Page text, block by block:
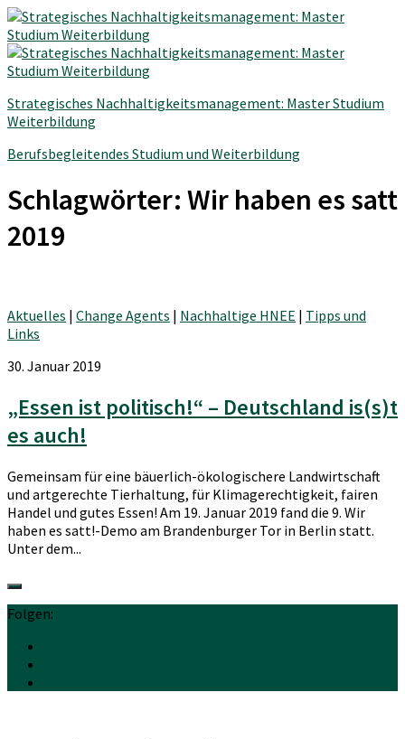
Strategisches Nachhaltigkeitsmanagement: Master Studium
Weiterbildung
Berufsbegleitendes Studium und Weiterbildung
Schlagwörter: Wir haben es satt
2019
Aktuelles | Change Agents | Nachhaltige HNEE | Tipps und
Links
30. Januar 2019
„Essen ist politisch!“ – Deutschland is(s)t
es auch!
Gemeinsam für eine bäuerlich-ökologischere Landwirtschaft
und artgerechte Tierhaltung, für Klimagerechtigkeit, fairen
Handel und gutes Essen! Am 19. Januar 2019 fand die 9. Wir
haben es satt!-Demo am Brandenburger Tor in Berlin statt.
Unter dem...
Folgen: